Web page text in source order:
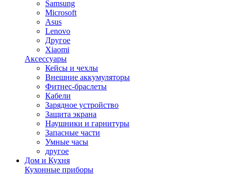
Samsung
Microsoft
Asus
Lenovo
Другое
Xiaomi
Аксессуары
Кейсы и чехлы
Внешние аккумуляторы
Фитнес-браслеты
Кабели
Зарядное устройство
Защита экрана
Наушники и гарнитуры
Запасные части
Умные часы
другое
Дом и Кухня
Кухонные приборы